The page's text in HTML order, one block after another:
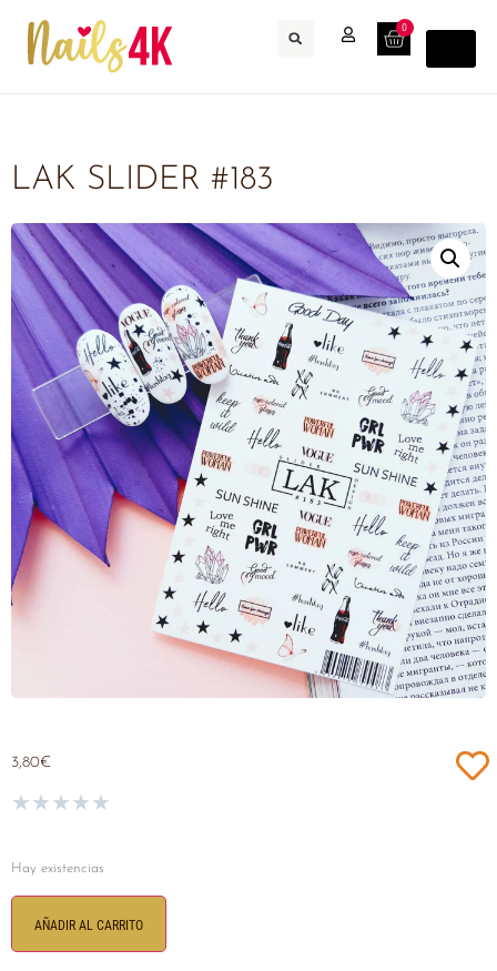
0
LAK SLIDER #183
3,80€
★★★★★
Hay existencias
AÑADIR AL CARRITO